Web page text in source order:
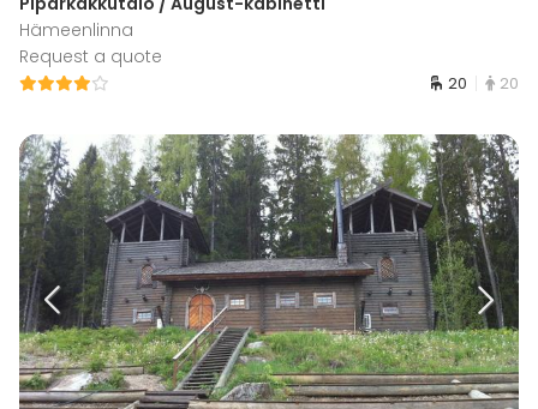
Hämeenlinna
Request a quote
20 20